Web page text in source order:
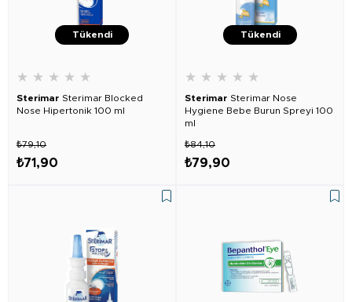
Tükendi
★ ★ ★ ★ ★
Sterimar Sterimar Blocked
Nose Hipertonik 100 ml
₺71,90
₺79,10
Tükendi
★ ★ ★ ★ ★
Sterimar Sterimar Nose
Hygiene Bebe Burun Spreyi 100
ml
₺79,90
₺84,10